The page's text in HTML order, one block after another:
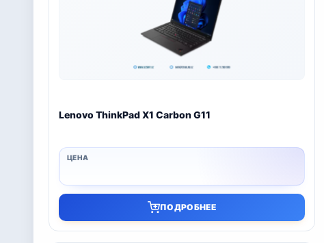
Lenovo ThinkPad X1 Carbon G11
ПОДРОБНЕЕ